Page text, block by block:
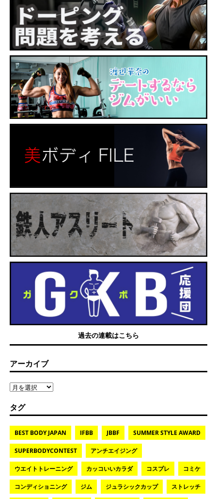
過去の連載はこちら
アーカイブ
タグ
BEST BODY JAPAN IFBB JBBF SUMMER STYLE AWARD
SUPERBODYCONTEST アンチエイジング
ウエイトトレーニング カッコいいカラダ コスプレ コミケ
コンディショニング ジム ジュラシックカップ ストレッチ